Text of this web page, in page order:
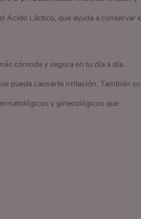
Ácido Láctico, que ayuda a conservar
cómoda y segura en tu día a día.
pueda causarte irritación. También
y ginecológicos que